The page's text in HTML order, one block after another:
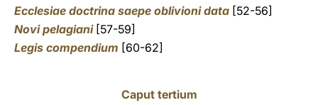
Ecclesiae doctrina saepe oblivioni data [52-56]
Novi pelagiani [57-59]
Legis compendium [60-62]
Caput tertium